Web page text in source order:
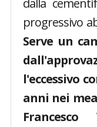
dalla
progressivo
Serve un
l'eccessivo
anni nei
Francesco